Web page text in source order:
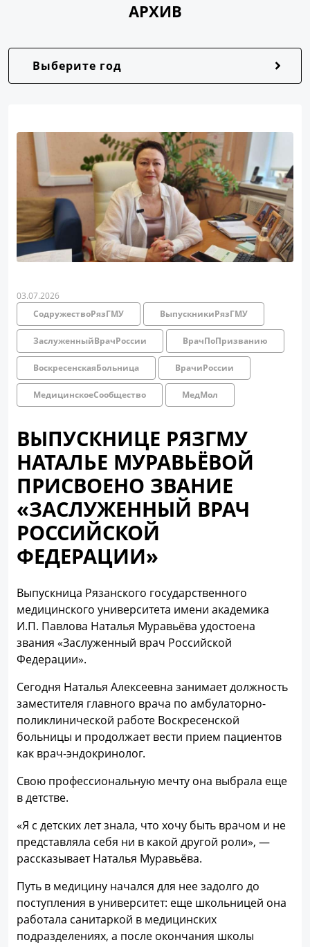
АРХИВ
Выберите год
03.07.2026
СодружествоРязГМУ
ВыпускникиРязГМУ
ЗаслуженныйВрачРоссии ВрачПоПризванию
ВоскресенскаяБольница ВрачиРоссии
МедицинскоеСообщество МедМол
ВЫПУСКНИЦЕ РЯЗГМУ
НАТАЛЬЕ МУРАВЬЁВОЙ
ПРИСВОЕНО ЗВАНИЕ
«ЗАСЛУЖЕННЫЙ ВРАЧ
РОССИЙСКОЙ
ФЕДЕРАЦИИ»
Выпускница Рязанского государственного
медицинского университета имени академика
И.П. Павлова Наталья Муравьёва удостоена
звания «Заслуженный врач Российской
Федерации».
Сегодня Наталья Алексеевна занимает должность
заместителя главного врача по амбулаторно-
поликлинической работе Воскресенской
больницы и продолжает вести прием пациентов
как врач-эндокринолог.
Свою профессиональную мечту она выбрала еще
в детстве.
«Я с детских лет знала, что хочу быть врачом и не
представляла себя ни в какой другой роли», —
рассказывает Наталья Муравьёва.
Путь в медицину начался для нее задолго до
поступления в университет: еще школьницей она
работала санитаркой в медицинских
подразделениях, а после окончания школы